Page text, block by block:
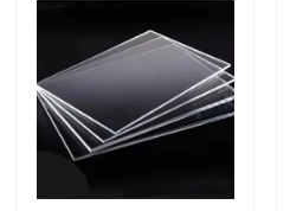
हमारे बारे में